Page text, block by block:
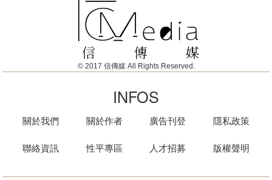
© 2017 信傳媒 All Rights Reserved.
INFOS
關於我們
聯絡資訊
關於作者
性平專區
廣告刊登
人才招募
隱私政策
版權聲明